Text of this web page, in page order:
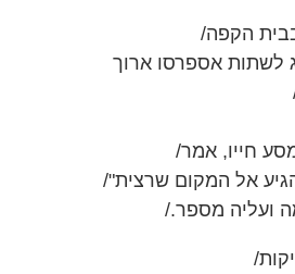
הקפה/
לשתות אספרסו ארוך
חייו, אמר/
אל המקום שרצית"/
ועליה מספר./